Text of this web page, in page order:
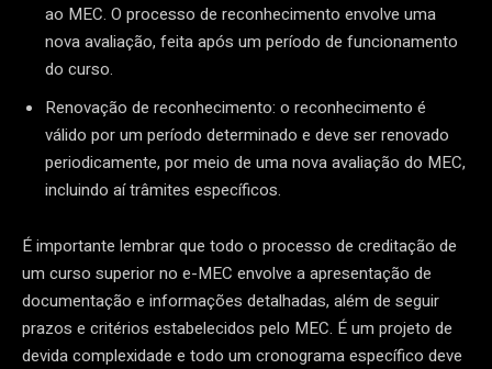
ao MEC. O processo de reconhecimento envolve uma
nova avaliação, feita após um período de funcionamento
do curso.
Renovação de reconhecimento: o reconhecimento é
válido por um período determinado e deve ser renovado
periodicamente, por meio de uma nova avaliação do MEC,
incluindo aí trâmites específicos.
É importante lembrar que todo o processo de creditação de
um curso superior no e-MEC envolve a apresentação de
documentação e informações detalhadas, além de seguir
prazos e critérios estabelecidos pelo MEC. É um projeto de
devida complexidade e todo um cronograma específico deve